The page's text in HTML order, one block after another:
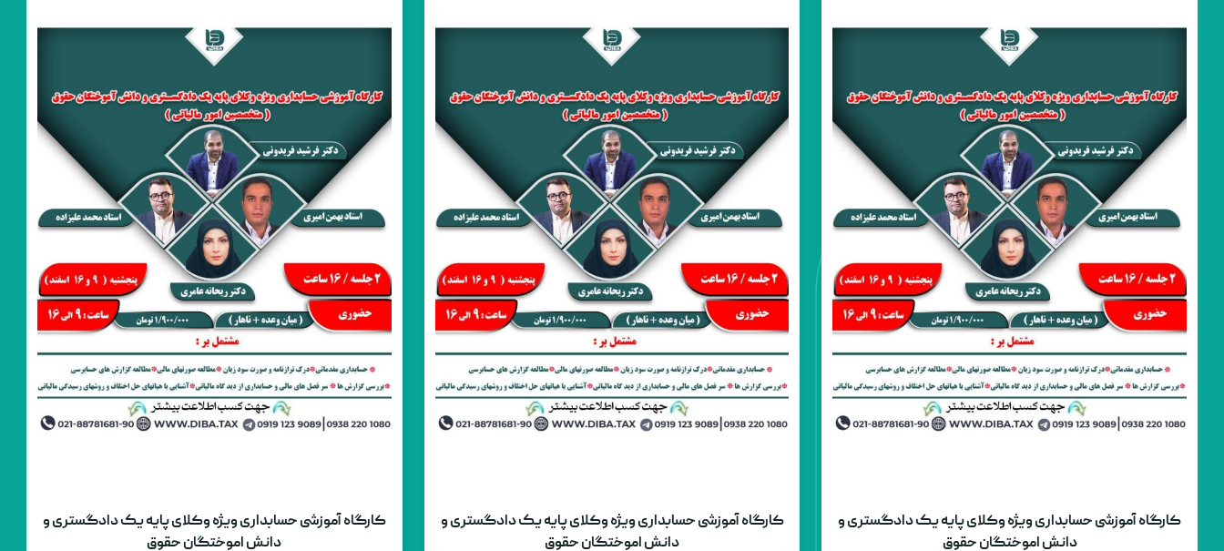
کارگاه آموزشی حسابداری ویژه وکلای پایه یک دادگستری و
دانش اموختگان حقوق
کارگاه آموزشی حسابداری ویژه وکلای پایه یک دادگستری و
دانش اموختگان حقوق
کارگاه آموزشی حسابداری ویژه وکلای پایه یک دادگستری و
دانش اموختگان حقوق